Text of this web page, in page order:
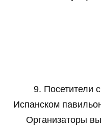
9. Посетители
Испанском
Организаторы